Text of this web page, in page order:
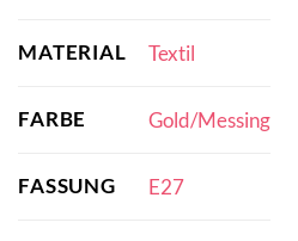
MATERIAL Textil
FARBE Gold/Messing
FASSUNG E27